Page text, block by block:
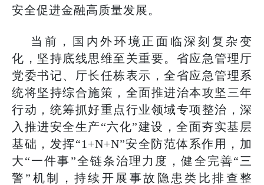
安全促进金融高质量发展。
当前，国内外环境正面临深刻复杂变
化，坚持底线思维至关重要。省应急管理厅
党委书记、厅长任栋表示，全省应急管理系
统将坚持综合施策，全面推进治本攻坚三年
行动，统筹抓好重点行业领域专项整治，深
入推进安全生产“六化”建设，全面夯实基层
基础，发挥“1+N+N”安全防范体系作用，加
大“一件事”全链条治理力度，健全完善“三
警”机制，持续开展事故隐患类比排查整